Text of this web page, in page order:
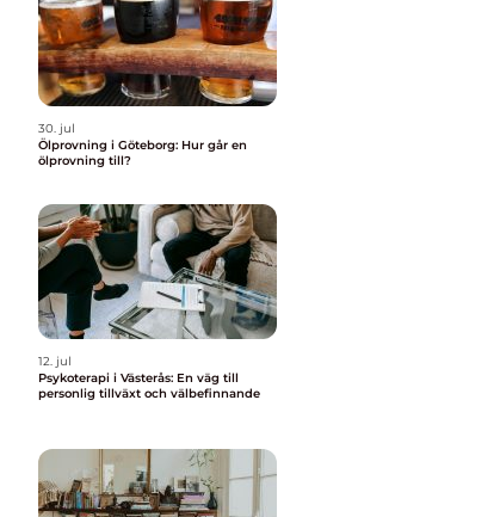
30. jul
Ölprovning i Göteborg: Hur går en
ölprovning till?
12. jul
Psykoterapi i Västerås: En väg till
personlig tillväxt och välbefinnande